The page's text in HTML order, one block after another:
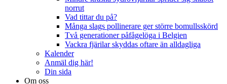
norrut
Vad tittar du på?
Många slags pollinerare ger större bomullsskörd
Två generationer påfågelöga i Belgien
Vackra fjärilar skyddas oftare än alldagliga
Kalender
Anmäl dig här!
Din sida
Om oss